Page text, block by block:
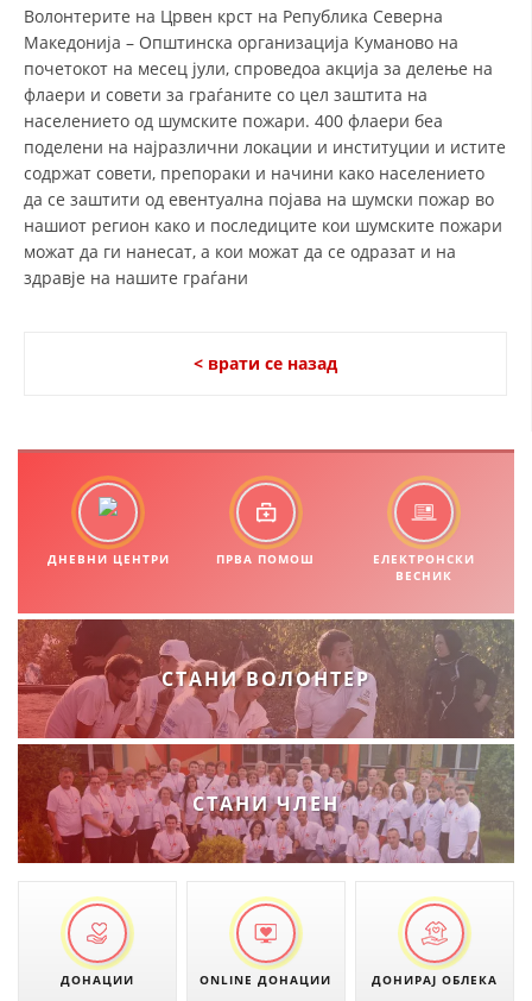
ЗАКОН ЗА ЦКРМ
СТАТУТ НА ЦКРМ
MЕЃУНАРОДНО ХУМАНИТАРНО ПРАВО
ПРОМОЦИЈА НА ХУМАНИ ВРЕДНОСТИ
СОЦИЈАЛНО ХУМАНИТАРНА ДЕЈНОСТ
КАКО ДА ДОНИРАТЕ
ПОДГОТВЕНОСТ И ДЕЈСТВО ПРИ КАТАСТРОФИ
ТИМ ЗА ОДГОВОР ПРИ КАТАСТРОФИ ПРИ ООЦК КУМАНОВО
ОДНОСИ СО ЈАВНОСТ
МЕЃУНАРОДНА СОРАБОТКА
ДОГОВОРИ
Волонтерите на Црвен крст на Република Северна
Македонија – Општинска организација Куманово на
почетокот на месец јули, спроведоа акција за делење на
флаери и совети за граѓаните со цел заштита на
населението од шумските пожари. 400 флаери беа
поделени на најразлични локации и институции и истите
содржат совети, препораки и начини како населението
да се заштити од евентуална појава на шумски пожар во
нашиот регион како и последиците кои шумските пожари
можат да ги нанесат, а кои можат да се одразат и на
здравје на нашите граѓани
< врати се назад
ДНЕВНИ ЦЕНТРИ ПРВА ПОМОШ
ЕЛЕКТРОНСКИ
ВЕСНИК
СТАНИ ВОЛОНТЕР
СТАНИ ЧЛЕН
ДОНАЦИИ ONLINE ДОНАЦИИ ДОНИРАЈ ОБЛЕКА